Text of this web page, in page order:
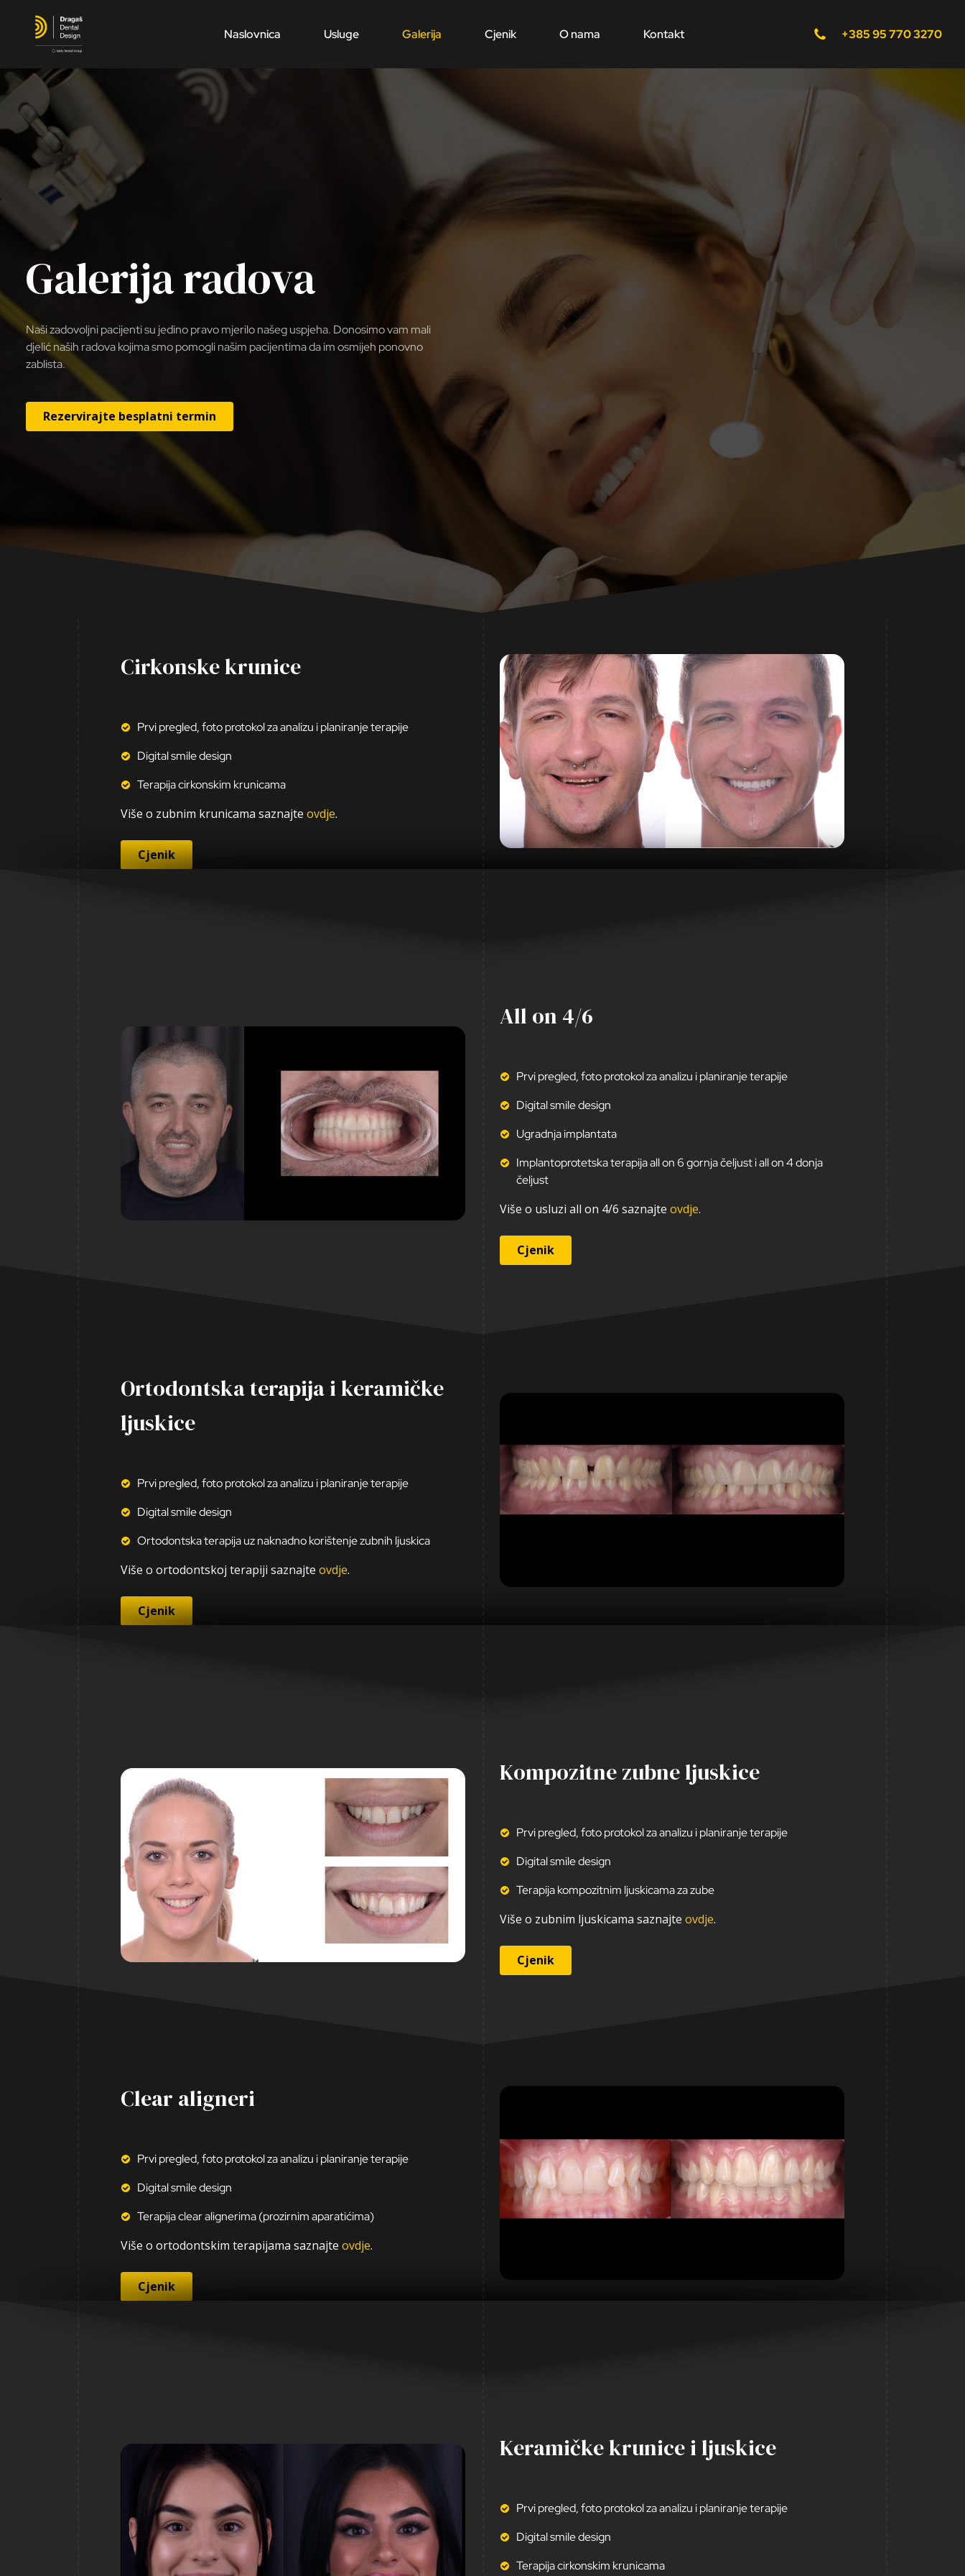
Naslovnica Usluge Galerija Cjenik O nama Kontakt +385 95 770 3270
Galerija radova
Naši zadovoljni pacijenti su jedino pravo mjerilo našeg uspjeha. Donosimo vam mali
djelić naših radova kojima smo pomogli našim pacijentima da im osmijeh ponovno
zablista.
Rezervirajte besplatni termin
Cirkonske krunice
Prvi pregled, foto protokol za analizu i planiranje terapije
Digital smile design
Terapija cirkonskim krunicama
Više o zubnim krunicama saznajte ovdje.
Cjenik
All on 4/6
Prvi pregled, foto protokol za analizu i planiranje terapije
Digital smile design
Ugradnja implantata
Implantoprotetska terapija all on 6 gornja čeljust i all on 4 donja
čeljust
Više o usluzi all on 4/6 saznajte ovdje.
Cjenik
Ortodontska terapija i keramičke
ljuskice
Prvi pregled, foto protokol za analizu i planiranje terapije
Digital smile design
Ortodontska terapija uz naknadno korištenje zubnih ljuskica
Više o ortodontskoj terapiji saznajte ovdje.
Cjenik
Kompozitne zubne ljuskice
Prvi pregled, foto protokol za analizu i planiranje terapije
Digital smile design
Terapija kompozitnim ljuskicama za zube
Više o zubnim ljuskicama saznajte ovdje.
Cjenik
Clear aligneri
Prvi pregled, foto protokol za analizu i planiranje terapije
Digital smile design
Terapija clear alignerima (prozirnim aparatićima)
Više o ortodontskim terapijama saznajte ovdje.
Cjenik
Keramičke krunice i ljuskice
Prvi pregled, foto protokol za analizu i planiranje terapije
Digital smile design
Terapija cirkonskim krunicama